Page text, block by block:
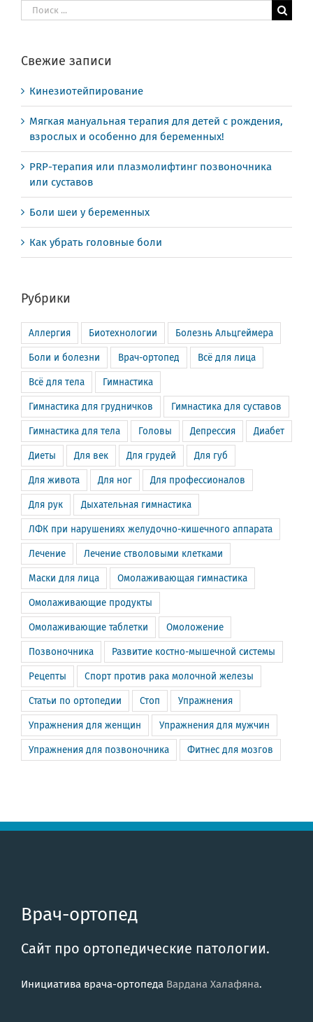
Результат
поиска:
Свежие записи
Кинезиотейпирование
Мягкая мануальная терапия для детей с рождения,
взрослых и особенно для беременных!
PRP-терапия или плазмолифтинг позвоночника
или суставов
Боли шеи у беременных
Как убрать головные боли
Рубрики
Аллергия Биотехнологии Болезнь Альцгеймера
Боли и болезни Врач-ортопед Всё для лица
Всё для тела Гимнастика
Гимнастика для грудничков Гимнастика для суставов
Гимнастика для тела Головы Депрессия Диабет
Диеты Для век Для грудей Для губ
Для живота Для ног Для профессионалов
Для рук Дыхательная гимнастика
ЛФК при нарушениях желудочно-кишечного аппарата
Лечение Лечение стволовыми клетками
Маски для лица Омолаживающая гимнастика
Омолаживающие продукты
Омолаживающие таблетки Омоложение
Позвоночника Развитие костно-мышечной системы
Рецепты Спорт против рака молочной железы
Статьи по ортопедии Стоп Упражнения
Упражнения для женщин Упражнения для мужчин
Упражнения для позвоночника Фитнес для мозгов
Врач-ортопед
Сайт про ортопедические патологии.
Инициатива врача-ортопеда Вардана Халафяна.